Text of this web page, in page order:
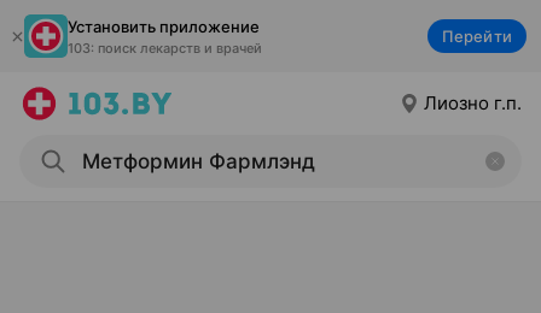
Установить приложение
103: поиск лекарств и врачей
Перейти
Лиозно г.п.